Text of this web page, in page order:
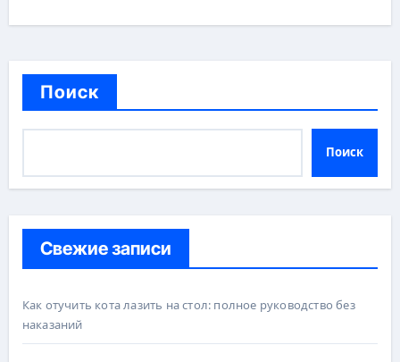
Поиск
Поиск
Свежие записи
Как отучить кота лазить на стол: полное руководство без
наказаний